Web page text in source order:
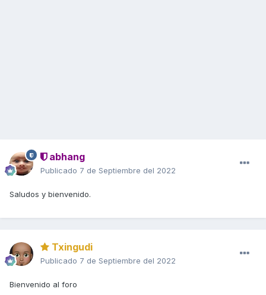
abhang
Publicado 7 de Septiembre del 2022
Saludos y bienvenido.
Txingudi
Publicado 7 de Septiembre del 2022
Bienvenido al foro